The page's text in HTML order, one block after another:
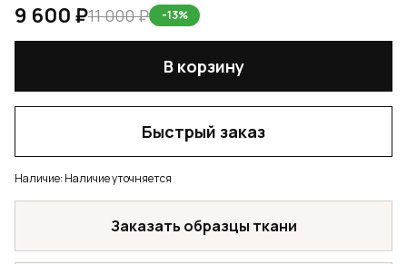
9 600 ₽11 000 ₽ -13%
В корзину
Быстрый заказ
Наличие: Наличие уточняется
Заказать образцы ткани